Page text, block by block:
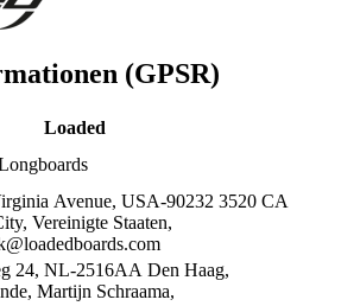
(GPSR)
Loaded
Avenue, USA-90232 3520 CA
Vereinigte Staaten,
24, NL-2516AA Den Haag,
Martijn Schraama,